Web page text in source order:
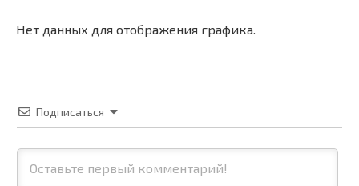
Нет данных для отображения графика.
Подписаться